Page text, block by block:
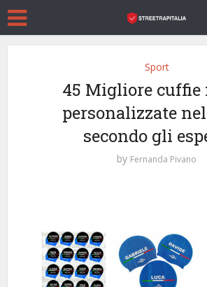
Sport
45 Migliore cuffie
personalizzate
secondo gli
by Fernanda Pivano